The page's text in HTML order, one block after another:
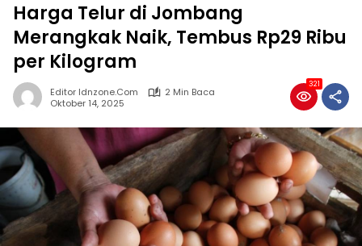
Harga Telur di Jombang
Merangkak Naik, Tembus Rp29 Ribu
per Kilogram
Editor Idnzone.com
2 Min Baca
Oktober 14, 2025
321